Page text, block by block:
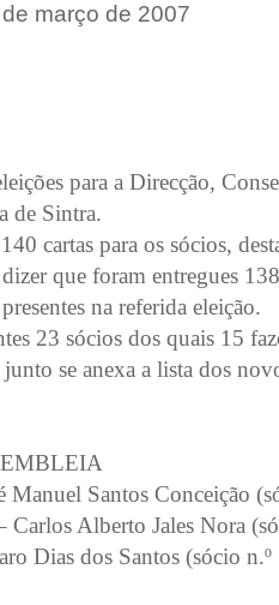
março de 2007
para a Direcção,
de Sintra.
cartas para os sócios,
que foram entregues
na referida eleição.
23 sócios dos quais 15
se anexa a lista dos
Manuel Santos Conceição
Carlos Alberto Jales Nora
Dias dos Santos (sócio n.º